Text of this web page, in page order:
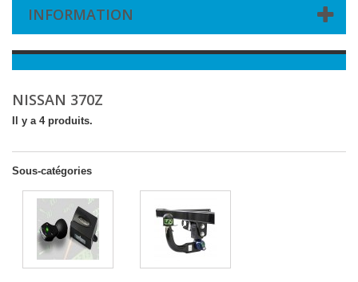
INFORMATION
NISSAN 370Z
Il y a 4 produits.
Sous-catégories